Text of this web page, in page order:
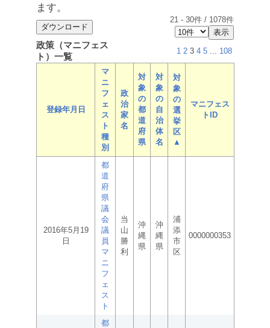
ます。
21 - 30件 / 1078件
政策（マニフェス
ト）一覧
1 2 3 4 5 ... 108
登録年月日
マ
ニ
フ
ェ
ス
ト
種
別
政
治
家
名
対
象
の
都
道
府
県
対
象
の
自
治
体
名
対
象
の
選
挙
区
▲
マニフェス
トID
2016年5月19
日
都
道
府
県
議
会
議
員
マ
ニ
フ
ェ
ス
ト
当
山
勝
利
沖
縄
県
沖
縄
県
浦
添
市
区
0000000353
都